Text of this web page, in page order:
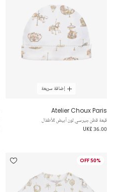
إضافة سريعة
Atelier Choux Paris
قبعة قطن جيرسي لون أبيض للأطفال
UK£ 36.00
50% OFF